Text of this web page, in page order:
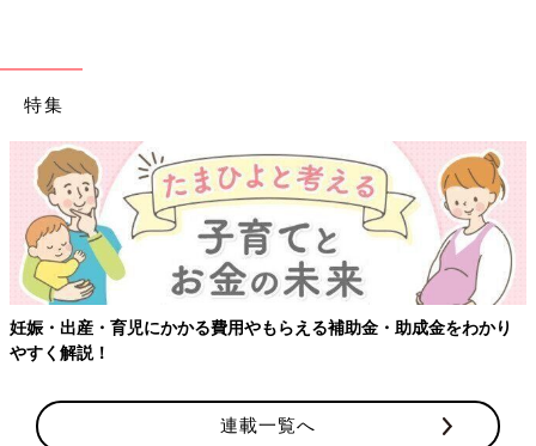
特集
妊娠・出産・育児にかかる費用やもらえる補助金・助成金をわかり
やすく解説！
連載一覧へ